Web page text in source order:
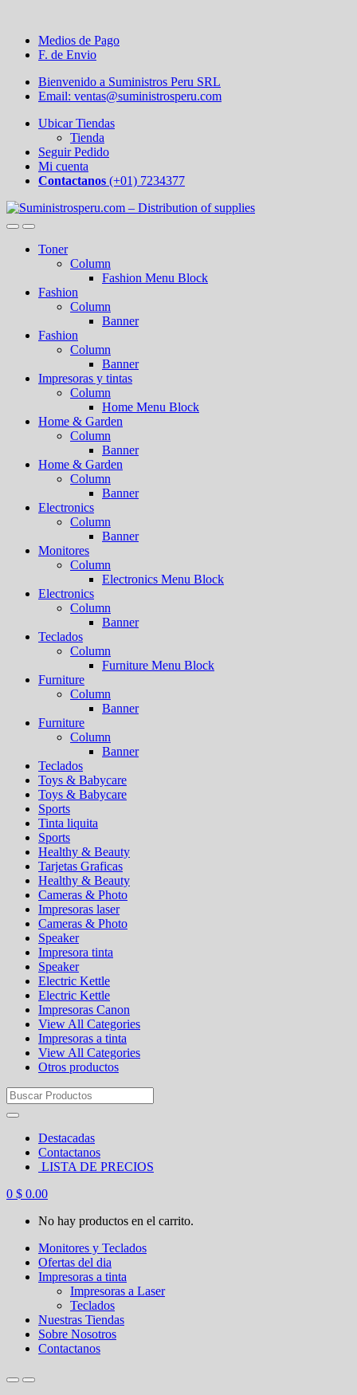
Medios de Pago
F. de Envio
Bienvenido a Suministros Peru SRL
Email: ventas@suministrosperu.com
Ubicar Tiendas
Tienda
Seguir Pedido
Mi cuenta
Contactanos (+01) 7234377
Toner
Column
Fashion Menu Block
Fashion
Column
Banner
Fashion
Column
Banner
Impresoras y tintas
Column
Home Menu Block
Home & Garden
Column
Banner
Home & Garden
Column
Banner
Electronics
Column
Banner
Monitores
Column
Electronics Menu Block
Electronics
Column
Banner
Teclados
Column
Furniture Menu Block
Furniture
Column
Banner
Furniture
Column
Banner
Teclados
Toys & Babycare
Toys & Babycare
Sports
Tinta liquita
Sports
Healthy & Beauty
Tarjetas Graficas
Healthy & Beauty
Cameras & Photo
Impresoras laser
Cameras & Photo
Speaker
Impresora tinta
Speaker
Electric Kettle
Electric Kettle
Impresoras Canon
View All Categories
Impresoras a tinta
View All Categories
Otros productos
Search
for:
Destacadas
Contactanos
LISTA DE PRECIOS
0 $ 0.00
No hay productos en el carrito.
Monitores y Teclados
Ofertas del dia
Impresoras a tinta
Impresoras a Laser
Teclados
Nuestras Tiendas
Sobre Nosotros
Contactanos